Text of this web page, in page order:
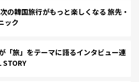
韓国旅行がもっと楽しくなる 旅先・
ック
「旅」をテーマに語るインタビュー連
STORY